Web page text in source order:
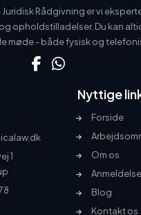
Rådgivning er vi
opholdstilladelser. Du kan
møde - både fysisk og
Nyttige
Forside
Om os
Blog
Kontakt os
1